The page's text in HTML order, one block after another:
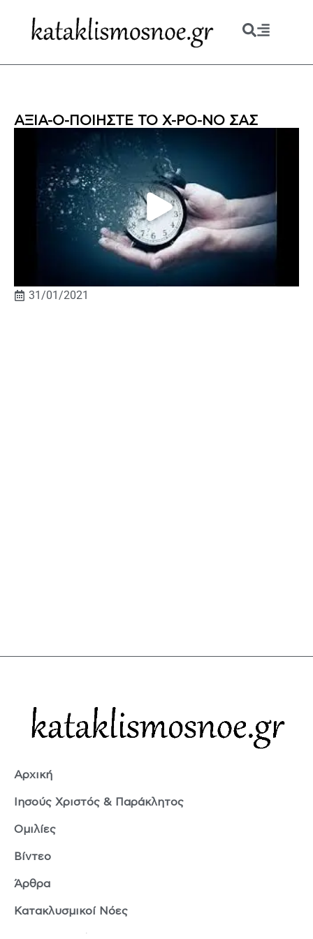
ΑΞΙΑ-Ο-ΠΟΙΗΣΤΕ ΤΟ Χ-ΡΟ-ΝΟ ΣΑΣ
31/01/2021
Αρχική
Ιησούς Χριστός & Παράκλητος
Ομιλίες
Βίντεο
Άρθρα
Κατακλυσμικοί Νόες